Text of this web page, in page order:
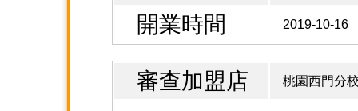
開業時間 2019-10-16
審查加盟店 桃園西門分